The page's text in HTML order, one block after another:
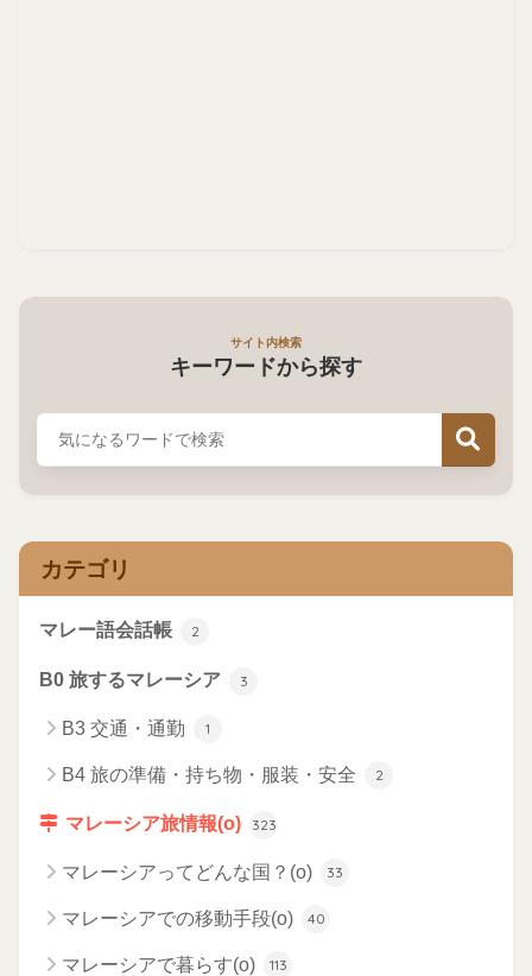
サイト内検索
キーワードから探す
カテゴリ
マレー語会話帳 2
B0 旅するマレーシア 3
B3 交通・通勤 1
B4 旅の準備・持ち物・服装・安全 2
マレーシア旅情報(o) 323
マレーシアってどんな国？(o) 33
マレーシアでの移動手段(o) 40
マレーシアで暮らす(o) 113